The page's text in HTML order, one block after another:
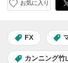
お気に入り
FX
カンニング竹